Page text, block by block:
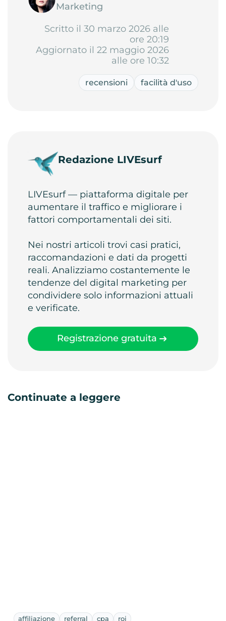
Marketing
Scritto il 30 marzo 2026 alle
ore 20:19
Aggiornato il 22 maggio 2026
alle ore 10:32
recensioni facilità d'uso
Redazione LIVEsurf
LIVEsurf — piattaforma digitale per
aumentare il traffico e migliorare i
fattori comportamentali dei siti.
Nei nostri articoli trovi casi pratici,
raccomandazioni e dati da progetti
reali. Analizziamo costantemente le
tendenze del digital marketing per
condividere solo informazioni attuali
e verificate.
Registrazione gratuita
Continuate a leggere
affiliazione referral cpa roi